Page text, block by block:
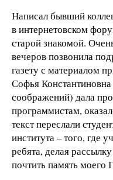
Написал бывший
в интернетовском
старой знакомой.
вечеров позвонила
газету с материалом
Софья
соображений) дала
программистам,
текст переслали
института – того, где
ребята, делая
почтить память моего